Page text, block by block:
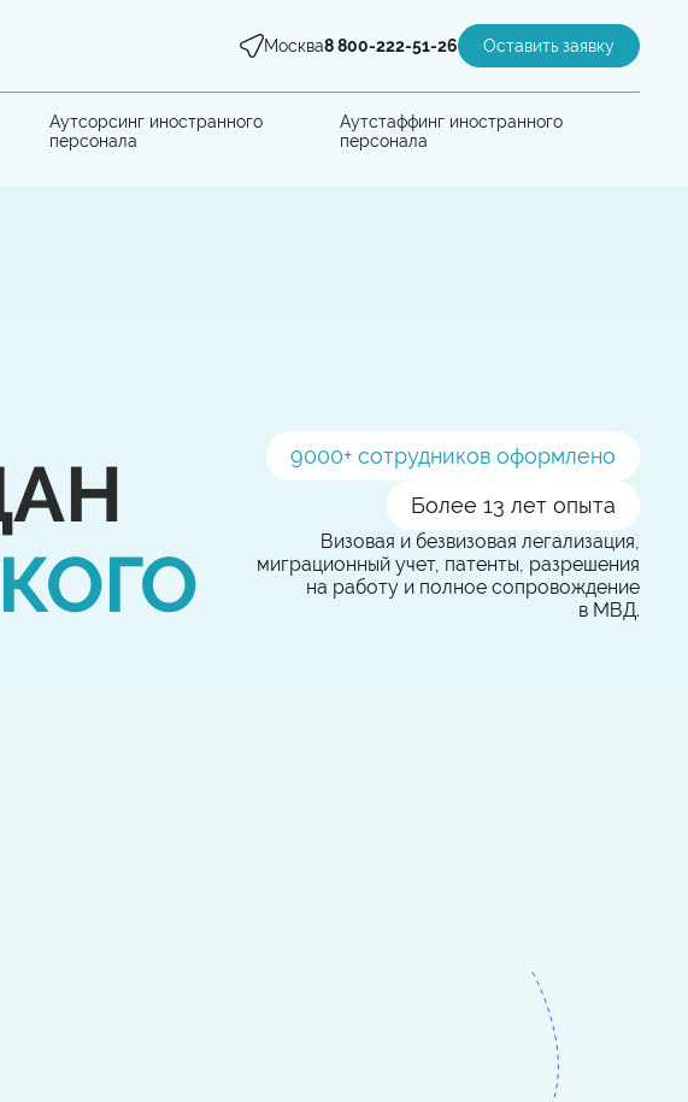
Москва8 800-222-51-26 Оставить заявку
Аутсорсинг иностранного
персонала
Аутстаффинг иностранного
персонала
9000+ сотрудников оформлено
Более 13 лет опыта
Визовая и безвизовая легализация,
миграционный учет, патенты, разрешения
на работу и полное сопровождение
в МВД.